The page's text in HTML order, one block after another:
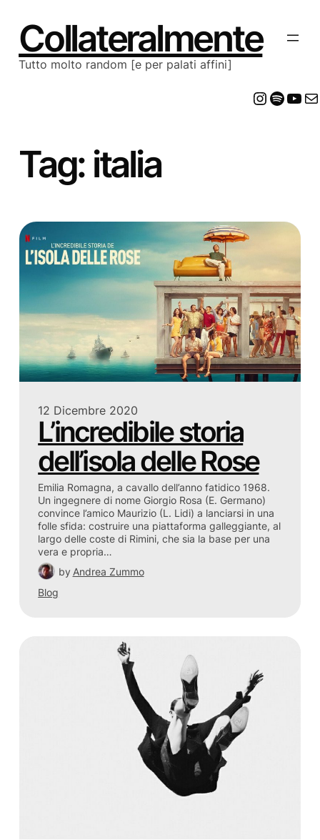
contenuto
Collateralmente
Tutto molto random [e per palati affini]
Tag:italia
12 Dicembre 2020
L’incredibile storia
dell’isola delle Rose
Emilia Romagna, a cavallo dell’anno fatidico 1968.
Un ingegnere di nome Giorgio Rosa (E. Germano)
convince l’amico Maurizio (L. Lidi) a lanciarsi in una
folle sfida: costruire una piattaforma galleggiante, al
largo delle coste di Rimini, che sia la base per una
vera e propria…
by Andrea Zummo
Blog